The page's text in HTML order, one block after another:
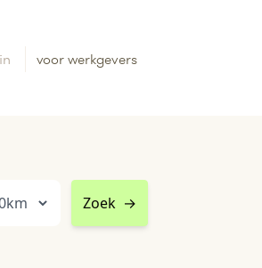
voor werkgevers
Zoek →